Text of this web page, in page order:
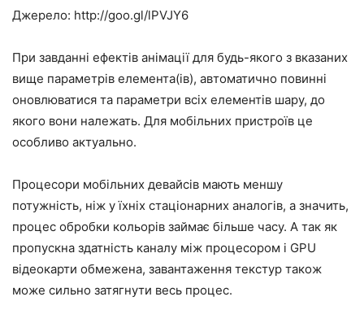
Джерело: http://goo.gl/lPVJY6
При завданні ефектів анімації для будь-якого з вказаних
вище параметрів елемента(ів), автоматично повинні
оновлюватися та параметри всіх елементів шару, до
якого вони належать. Для мобільних пристроїв це
особливо актуально.
Процесори мобільних девайсів мають меншу
потужність, ніж у їхніх стаціонарних аналогів, а значить,
процес обробки кольорів займає більше часу. А так як
пропускна здатність каналу між процесором і GPU
відеокарти обмежена, завантаження текстур також
може сильно затягнути весь процес.